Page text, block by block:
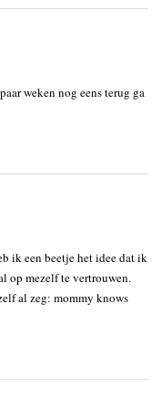
weken nog eens terug ga
ik een beetje het idee dat ik
op mezelf te vertrouwen.
al zeg: mommy knows